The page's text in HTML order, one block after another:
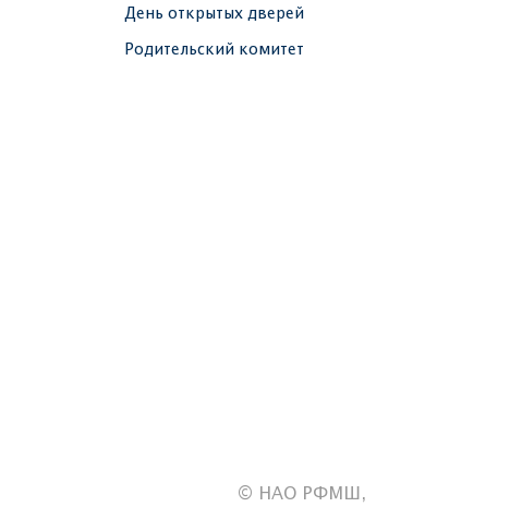
День открытых дверей
Родительский комитет
© НАО РФМШ,